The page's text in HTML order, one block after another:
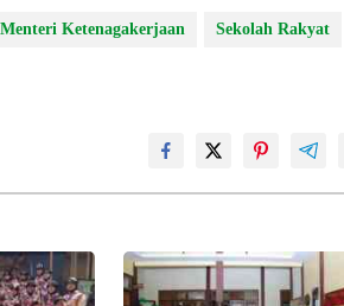
Menteri Ketenagakerjaan Sekolah Rakyat